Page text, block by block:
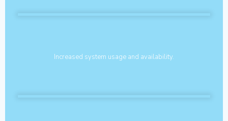
Increased system usage and availability.